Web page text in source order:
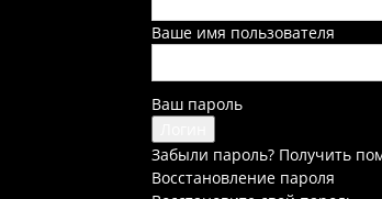
Ваше имя пользователя
Ваш пароль
Забыли пароль? Получить
Восстановление пароля